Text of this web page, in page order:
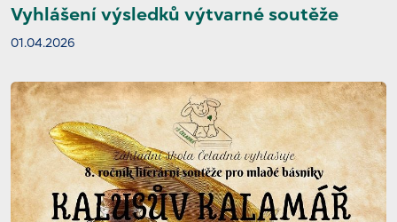
Vyhlášení výsledků výtvarné soutěže
01.04.2026